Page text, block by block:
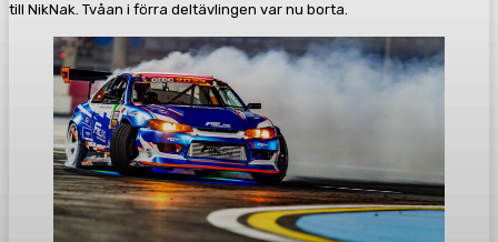
till NikNak. Tvåan i förra deltävlingen var nu borta.